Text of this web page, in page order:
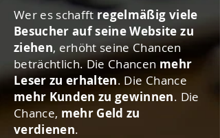
Wer es schafftregelmäßig viele
Besucher auf seine Website zu
ziehen, erhöht seine Chancen
beträchtlich. Die Chancen mehr
Leser zu erhalten. Die Chance
mehr Kunden zu gewinnen. Die
Chance, mehr Geld zu
verdienen.